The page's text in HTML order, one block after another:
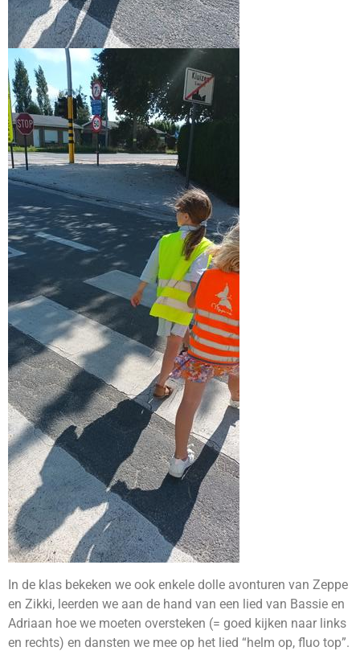
In de klas bekeken we ook enkele dolle avonturen van Zeppe
en Zikki, leerden we aan de hand van een lied van Bassie en
Adriaan hoe we moeten oversteken (= goed kijken naar links
en rechts) en dansten we mee op het lied “helm op, fluo top”.